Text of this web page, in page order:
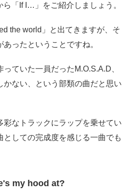
ら「If I…」をご紹介しましょう。
the world」と出てきますが、そ
ったということですね。
ていた一員だったM.O.S.A.D、
かない、という部類の曲だと思い
彩なトラックにラップを乗せてい
としての完成度を感じる一曲でも
my hood at?